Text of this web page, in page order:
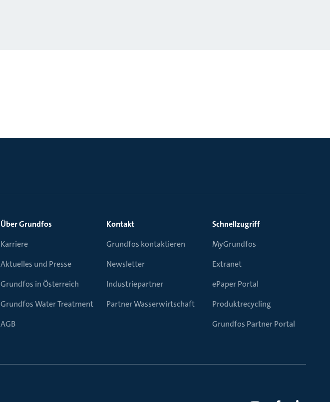
Über Grundfos
Karriere
Aktuelles und Presse
Grundfos in Österreich
Grundfos Water Treatment
AGB
Kontakt
Grundfos kontaktieren
Newsletter
Industriepartner
Partner Wasserwirtschaft
Schnellzugriff
MyGrundfos
Extranet
ePaper Portal
Produktrecycling
Grundfos Partner Portal